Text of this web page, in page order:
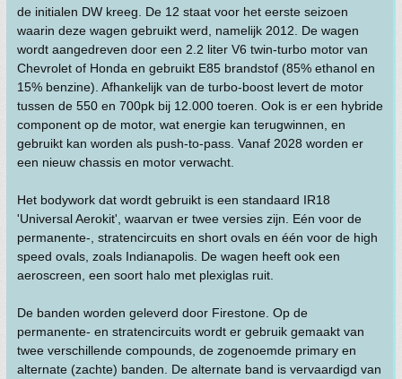
de initialen DW kreeg. De 12 staat voor het eerste seizoen
waarin deze wagen gebruikt werd, namelijk 2012. De wagen
wordt aangedreven door een 2.2 liter V6 twin-turbo motor van
Chevrolet of Honda en gebruikt E85 brandstof (85% ethanol en
15% benzine). Afhankelijk van de turbo-boost levert de motor
tussen de 550 en 700pk bij 12.000 toeren. Ook is er een hybride
component op de motor, wat energie kan terugwinnen, en
gebruikt kan worden als push-to-pass. Vanaf 2028 worden er
een nieuw chassis en motor verwacht.
Het bodywork dat wordt gebruikt is een standaard IR18
'Universal Aerokit', waarvan er twee versies zijn. Eén voor de
permanente-, stratencircuits en short ovals en één voor de high
speed ovals, zoals Indianapolis. De wagen heeft ook een
aeroscreen, een soort halo met plexiglas ruit.
De banden worden geleverd door Firestone. Op de
permanente- en stratencircuits wordt er gebruik gemaakt van
twee verschillende compounds, de zogenoemde primary en
alternate (zachte) banden. De alternate band is vervaardigd van